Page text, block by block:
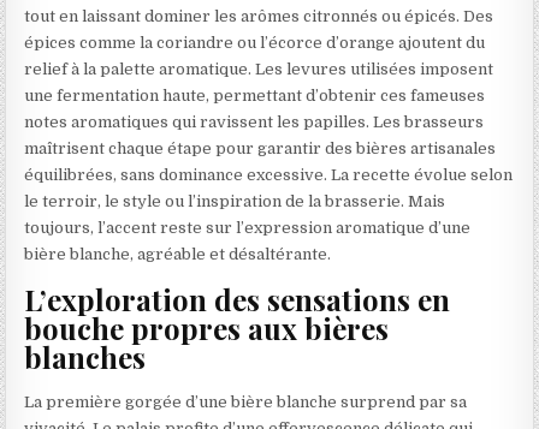
tout en laissant dominer les arômes citronnés ou épicés. Des
épices comme la coriandre ou l’écorce d’orange ajoutent du
relief à la palette aromatique. Les levures utilisées imposent
une fermentation haute, permettant d’obtenir ces fameuses
notes aromatiques qui ravissent les papilles. Les brasseurs
maîtrisent chaque étape pour garantir des bières artisanales
équilibrées, sans dominance excessive. La recette évolue selon
le terroir, le style ou l’inspiration de la brasserie. Mais
toujours, l’accent reste sur l’expression aromatique d’une
bière blanche, agréable et désaltérante.
L’exploration des sensations en
bouche propres aux bières
blanches
La première gorgée d’une bière blanche surprend par sa